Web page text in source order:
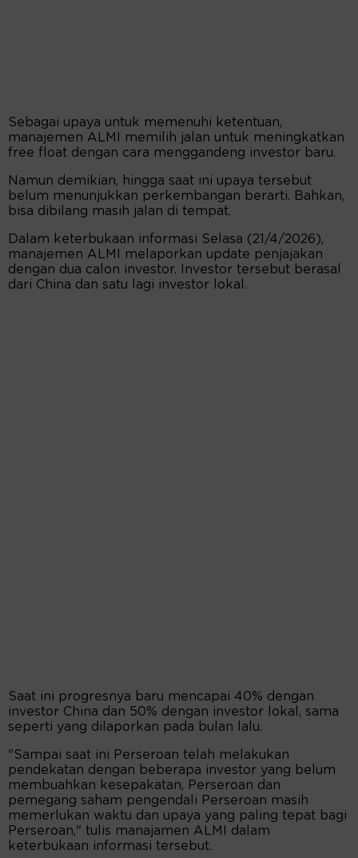
Sebagai upaya untuk memenuhi ketentuan,
manajemen ALMI memilih jalan untuk meningkatkan
free float dengan cara menggandeng investor baru.
Namun demikian, hingga saat ini upaya tersebut
belum menunjukkan perkembangan berarti. Bahkan,
bisa dibilang masih jalan di tempat.
Dalam keterbukaan informasi Selasa (21/4/2026),
manajemen ALMI melaporkan update penjajakan
dengan dua calon investor. Investor tersebut berasal
dari China dan satu lagi investor lokal.
Saat ini progresnya baru mencapai 40% dengan
investor China dan 50% dengan investor lokal, sama
seperti yang dilaporkan pada bulan lalu.
"Sampai saat ini Perseroan telah melakukan
pendekatan dengan beberapa investor yang belum
membuahkan kesepakatan, Perseroan dan
pemegang saham pengendali Perseroan masih
memerlukan waktu dan upaya yang paling tepat bagi
Perseroan," tulis manajamen ALMI dalam
keterbukaan informasi tersebut.